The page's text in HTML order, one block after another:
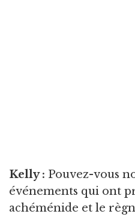
Kelly : Pouvez-vous
événements qui ont
achéménide et le